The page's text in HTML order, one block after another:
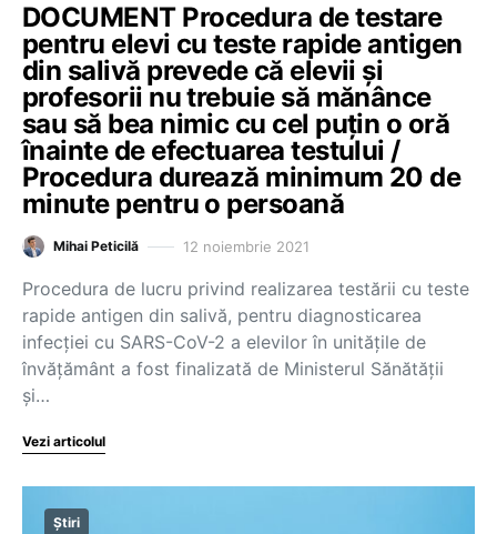
DOCUMENT Procedura de testare
pentru elevi cu teste rapide antigen
din salivă prevede că elevii și
profesorii nu trebuie să mănânce
sau să bea nimic cu cel puțin o oră
înainte de efectuarea testului /
Procedura durează minimum 20 de
minute pentru o persoană
Mihai Peticilă 12 noiembrie 2021
Procedura de lucru privind realizarea testării cu teste
rapide antigen din salivă, pentru diagnosticarea
infecției cu SARS-CoV-2 a elevilor în unitățile de
învățământ a fost finalizată de Ministerul Sănătății
și…
Vezi articolul
Știri